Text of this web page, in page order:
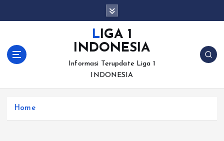
LIGA 1
INDONESIA
Informasi Terupdate Liga 1
INDONESIA
Home